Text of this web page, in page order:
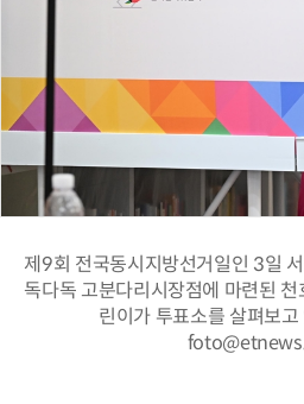
제9회 전국동시지방선거일인 3일
독다독 고분다리시장점에 마련된
린이가 투표소를 살펴보